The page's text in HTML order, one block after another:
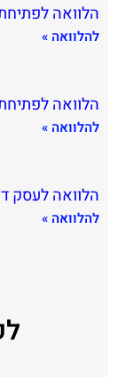
הלוואה
להלוואה »
הלוואה
להלוואה »
הלוואה לעסק
להלוואה »